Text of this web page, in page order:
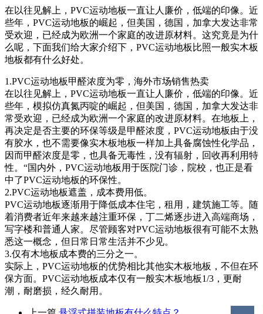
在以往见解上，PVC运动地板一直让人廉价，低端的印像。近
些年，PVC运动地板的崛起，但美国，德国，加拿大发达非常
受欢迎，已经成为欧洲一个家庭的改进原材料。这究竟是为什
么呢，下面我们给大家介绍下，PVC运动地板比照一般实木板
地板都有什么好处。
1.PVC运动地板甲醛浓度为零，海外市场销售热卖
在以往见解上，PVC运动地板一直让人廉价，低端的印像。近
些年，模拟仿真氮丙啶的崛起，但美国，德国，加拿大发达非
常受欢迎，已经成为欧洲一个家庭的改进原材料。在地板上，
再决定是否主要的环保等级是甲醛浓度，PVC运动地板由于没
有胶水，也不需要像实木板地板一样加上具备腐蚀性化学品，
因而甲醛浓度是零，也具备无毒性，没有辐射，回收再利用特
性。“国内外，PVC运动地板用于医院门诊，院校，也正是看
中了PVC运动地板的环保性。
2.PVC运动地板遮盖，成本费用低。
PVC运动地板逐渐用于降低成本住宅，租用，建筑施工等。随
着消费者近年来越来越注重环保，丁二烯逐步进入高端商场，
写字楼和普通人家。尽管顾客对PVC运动地板很有可能不太熟
悉这一概念，但日常日常生活并不少见。
3.仅有木地板成本费的三分之一。
实际上，PVC运动地板的优势相比其他实木板地板，不但在环
保方面。PVC运动地板成本仅有一般实木板地板1/3，更耐
潮，耐磨损，经久耐用。